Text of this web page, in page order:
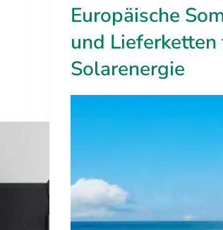
Europäische
und Lieferketten
Solarenergie